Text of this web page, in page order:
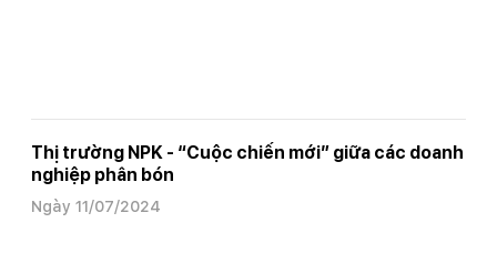
Thị trường NPK - “Cuộc chiến mới” giữa các doanh
nghiệp phân bón
Ngày 11/07/2024